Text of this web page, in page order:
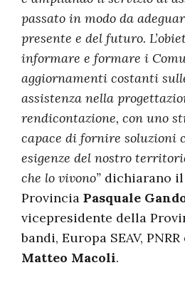
passato in modo da
presente e del futuro.
informare e formare i
aggiornamenti costanti
assistenza nella
rendicontazione, con uno
capace di fornire soluzioni
esigenze del nostro
che lo vivono” dichiarano
Provincia Pasquale
vicepresidente della
bandi, Europa SEAV,
Matteo Macoli.